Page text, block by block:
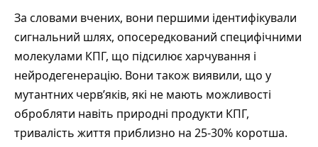
За словами вчених, вони першими ідентифікували
сигнальний шлях, опосередкований специфічними
молекулами КПГ, що підсилює харчування і
нейродегенерацію. Вони також виявили, що у
мутантних черв’яків, які не мають можливості
обробляти навіть природні продукти КПГ,
тривалість життя приблизно на 25-30% коротша.